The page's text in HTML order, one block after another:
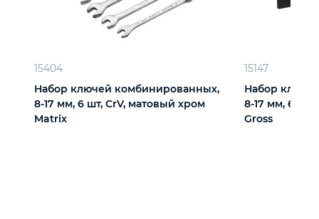
15404
Набор ключей комбинированных,
8-17 мм, 6 шт, CrV, матовый хром
Matrix
15147
Набор
8-17 мм, 6
Gross